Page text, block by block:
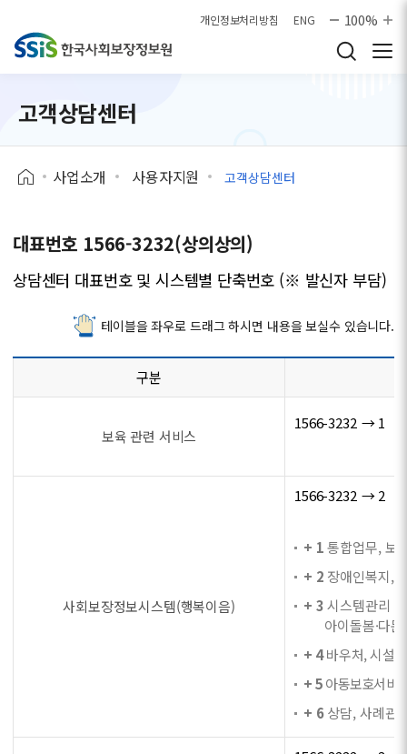
개인정보처리방침 ENG 100%
고객상담센터
사업소개 사용자지원 고객상담센터
대표번호 1566-3232(상의상의)
상담센터 대표번호 및 시스템별 단축번호 (※ 발신자 부담)
테이블을 좌우로 드래그 하시면 내용을 보실수 있습니다.
구분
보육 관련 서비스
1566-3232 → 1
사회보장정보시스템(행복이음)
1566-3232 → 2
+ 1통합업무, 보
+ 2 장애인복지,
+ 3시스템관리
아이돌봄·다문
+ 4바우처, 시설
+ 5아동보호서비
+ 6상담, 사례관